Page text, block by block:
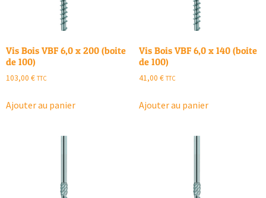
Vis Bois VBF 6,0 x 200 (boite
de 100)
103,00 € TTC
Ajouter au panier
Vis Bois VBF 6,0 x 140 (boite
de 100)
41,00 € TTC
Ajouter au panier